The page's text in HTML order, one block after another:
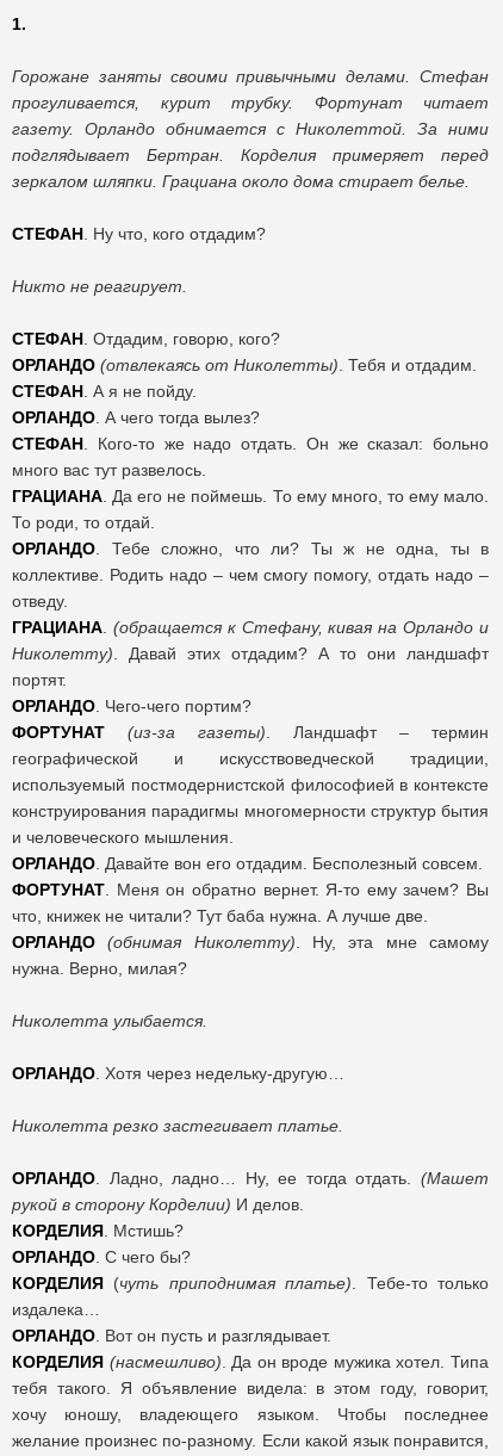
1.
Горожане заняты своими привычными делами. Стефан
прогуливается, курит трубку. Фортунат читает
газету. Орландо обнимается с Николеттой. За ними
подглядывает Бертран. Корделия примеряет перед
зеркалом шляпки. Грациана около дома стирает белье.
СТЕФАН . Ну что, кого отдадим?
Никто не реагирует.
СТЕФАН . Отдадим, говорю, кого?
ОРЛАНДО (отвлекаясь от Николетты) . Тебя и отдадим.
СТЕФАН . А я не пойду.
ОРЛАНДО . А чего тогда вылез?
СТЕФАН . Кого-то же надо отдать. Он же сказал: больно
много вас тут развелось.
ГРАЦИАНА . Да его не поймешь. То ему много, то ему мало.
То роди, то отдай.
ОРЛАНДО . Тебе сложно, что ли? Ты ж не одна, ты в
коллективе. Родить надо – чем смогу помогу, отдать надо –
отведу.
ГРАЦИАНА (обращается к Стефану, кивая на Орландо и
Николетту) . Давай этих отдадим? А то они ландшафт
портят.
ОРЛАНДО . Чего-чего портим?
ФОРТУНАТ
(из-за газеты) . Ландшафт – термин
географической и искусствоведческой традиции,
используемый постмодернистской философией в контексте
конструирования парадигмы многомерности структур бытия
и человеческого мышления.
ОРЛАНДО . Давайте вон его отдадим. Бесполезный совсем.
ФОРТУНАТ . Меня он обратно вернет. Я-то ему зачем? Вы
что, книжек не читали? Тут баба нужна. А лучше две.
ОРЛАНДО
(обнимая Николетту) . Ну, эта мне самому
нужна. Верно, милая?
Николетта улыбается.
ОРЛАНДО . Хотя через недельку-другую…
Николетта резко застегивает платье.
ОРЛАНДО . Ладно, ладно… Ну, ее тогда отдать. (Машет
рукой в сторону Корделии) И делов.
КОРДЕЛИЯ . Мстишь?
ОРЛАНДО . С чего бы?
КОРДЕЛИЯ (чуть приподнимая платье) . Тебе-то только
издалека…
ОРЛАНДО . Вот он пусть и разглядывает.
КОРДЕЛИЯ (насмешливо) . Да он вроде мужика хотел. Типа
тебя такого. Я объявление видела: в этом году, говорит,
хочу юношу, владеющего языком. Чтобы последнее
желание произнес по-разному. Если какой язык понравится,